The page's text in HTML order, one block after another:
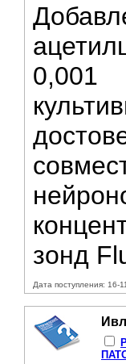
зонд
Дата поступления: 16-